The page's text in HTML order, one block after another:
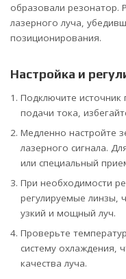
образовали резонатор.
лазерного луча,
позиционирования.
Настройка и
Подключите источник
подачи тока,
Медленно настройте
лазерного сигнала.
или специальный
При необходимости
регулируемые линзы,
узкий и мощный луч.
Проверьте
систему охлаждения,
качества луча.